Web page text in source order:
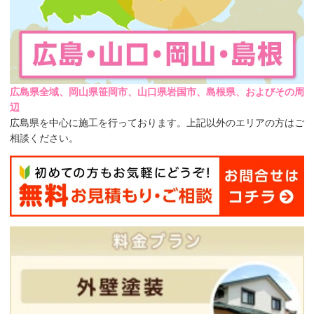
広島県全域、岡山県笹岡市、山口県岩国市、島根県、およびその周
辺
広島県を中心に施工を行っております。上記以外のエリアの方はご
相談ください。